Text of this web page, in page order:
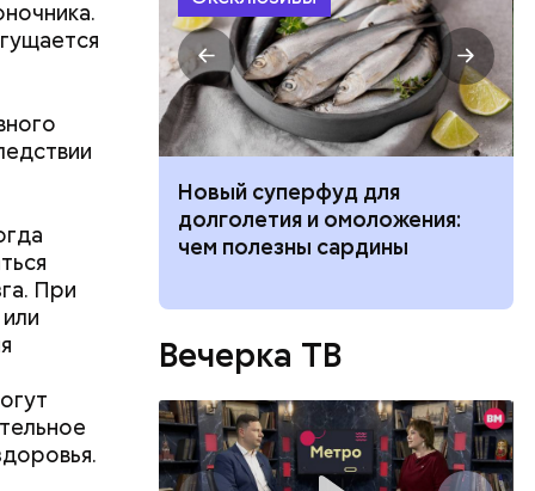
При
к 1
жизнь
Новый суперфуд для
долголетия и омоложения:
чем полезны сардины
Вечерка ТВ